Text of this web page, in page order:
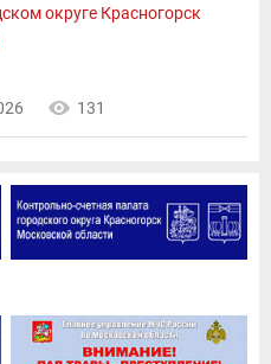
округе Красногорск
131